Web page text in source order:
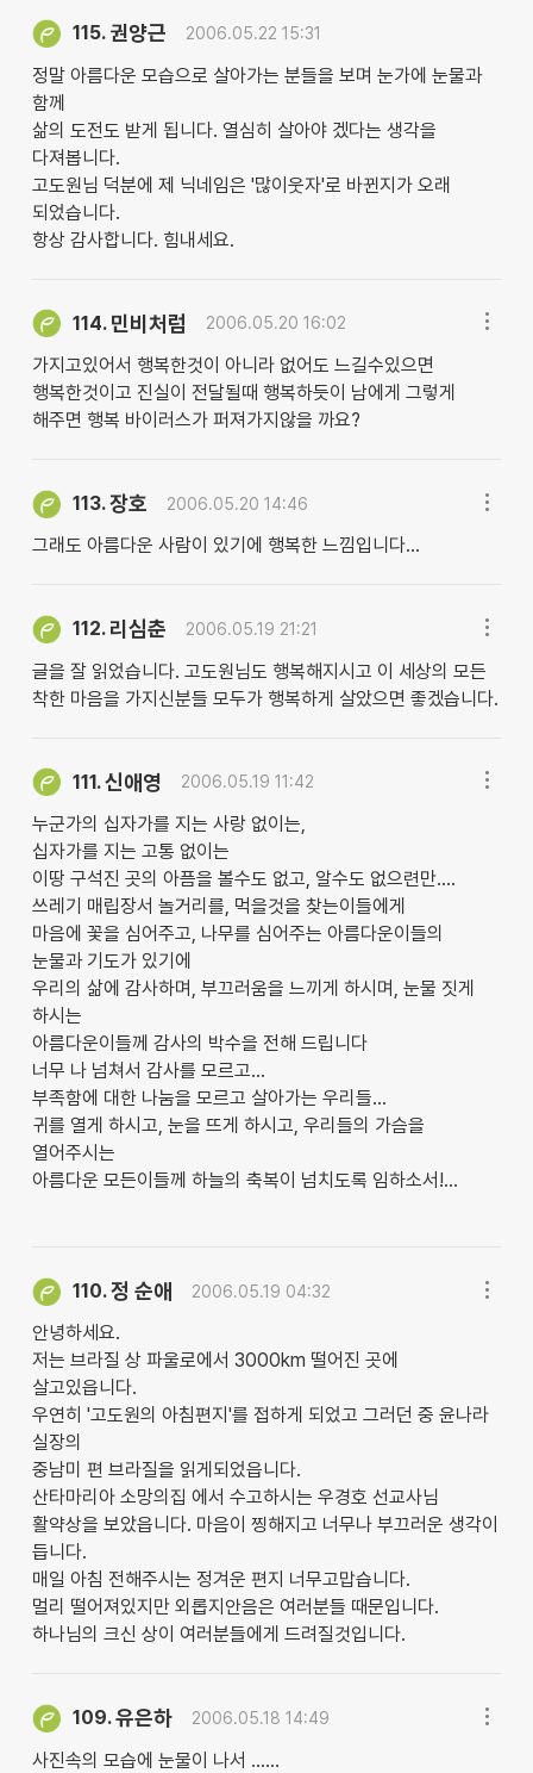
115. 권양근 2006.05.22 15:31
정말 아름다운 모습으로 살아가는 분들을 보며 눈가에 눈물과
함께
삶의 도전도 받게 됩니다. 열심히 살아야 겠다는 생각을
다져봅니다.
고도원님 덕분에 제 닉네임은 '많이웃자'로 바뀐지가 오래
되었습니다.
항상 감사합니다. 힘내세요.
114. 민비처럼 2006.05.20 16:02
가지고있어서 행복한것이 아니라 없어도 느길수있으면
행복한것이고 진실이 전달될때 행복하듯이 남에게 그렇게
해주면 행복 바이러스가 퍼져가지않을 까요?
113.장호 2006.05.20 14:46
그래도 아름다운 사람이 있기에 행복한 느낌입니다...
112. 리심춘 2006.05.19 21:21
글을 잘 읽었습니다. 고도원님도 행복해지시고 이 세상의 모든
착한 마음을 가지신분들 모두가 행복하게 살았으면 좋겠습니다.
111.신애영 2006.05.19 11:42
누군가의 십자가를 지는 사랑 없이는,
십자가를 지는 고통 없이는
이땅 구석진 곳의 아픔을 볼수도 없고, 알수도 없으련만....
쓰레기 매립장서 놀거리를, 먹을것을 찾는이들에게
마음에 꽃을 심어주고, 나무를 심어주는 아름다운이들의
눈물과 기도가 있기에
우리의 삶에 감사하며, 부끄러움을 느끼게 하시며, 눈물 짓게
하시는
아름다운이들께 감사의 박수을 전해 드립니다
너무 나 넘쳐서 감사를 모르고...
부족함에 대한 나눔을 모르고 살아가는 우리들...
귀를 열게 하시고, 눈을 뜨게 하시고, 우리들의 가슴을
열어주시는
아름다운 모든이들께 하늘의 축복이 넘치도록 임하소서!...
110.정 순애 2006.05.19 04:32
안녕하세요.
저는 브라질 상 파울로에서 3000km 떨어진 곳에
살고있읍니다.
우연히 '고도원의 아침편지'를 접하게 되었고 그러던 중 윤나라
실장의
중남미 편 브라질을 읽게되었읍니다.
산타마리아 소망의집 에서 수고하시는 우경호 선교사님
활약상을 보았읍니다. 마음이 찡해지고 너무나 부끄러운 생각이
듭니다.
매일 아침 전해주시는 정겨운 편지 너무고맙습니다.
멀리 떨어져있지만 외롭지안음은 여러분들 때문입니다.
하나님의 크신 상이 여러분들에게 드려질것입니다.
109.유은하 2006.05.18 14:49
사진속의 모습에 눈물이 나서 ......